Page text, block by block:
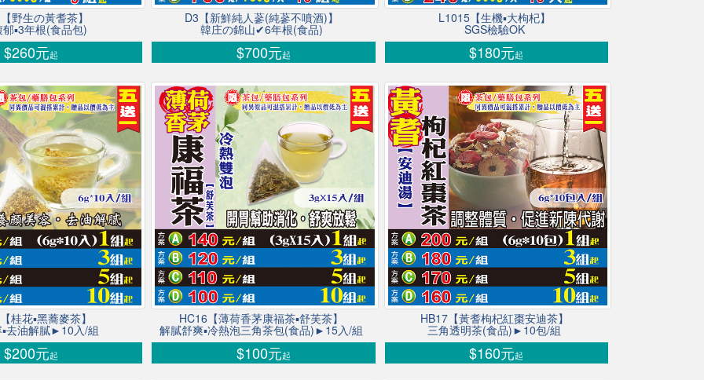
野生の黃耆茶】
▪3年根(食品包)
$260元起
D3【新鮮純人蔘(純蔘不噴酒)】
韓庄の錦山✔6年根(食品)
$700元起
L1015【生機▪大枸杞】
SGS檢驗OK
$180元起
桂花▪黑蕎麥茶】
去油解膩►10入/組
$200元起
HC16【薄荷香茅康福茶▪舒芙茶】
解膩舒爽▪冷熱泡三角茶包(食品)►15入/組
$100元起
HB17【黃耆枸杞紅棗安迪茶】
三角透明茶(食品)►10包/組
$160元起